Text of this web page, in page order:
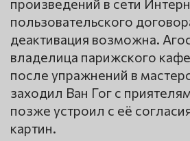
произведений в сети
пользовательского
деактивация возможна.
владелица парижского
после упражнений в
заходил Ван Гог с
позже устроил с её
картин.